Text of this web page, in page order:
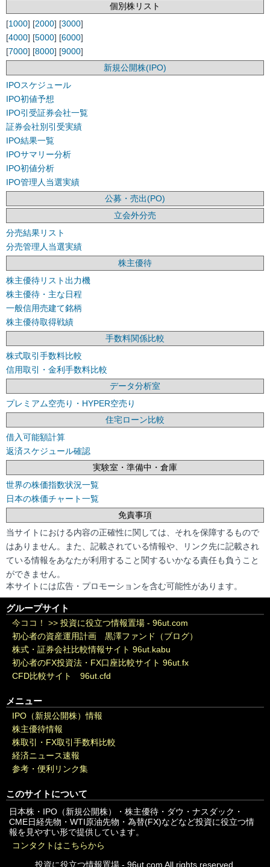
個別株リスト
[1000] [2000] [3000]
[4000] [5000] [6000]
[7000] [8000] [9000]
新規公開株(IPO)
IPOスケジュール
IPO初値予想
IPO引受証券会社一覧
証券会社別引受実績
IPO結果一覧
IPOサマリー分析
IPO初値分析
IPO管理人当選実績
公募・売出(PO)
立会外分売
分売結果リスト
分売管理人当選実績
株主優待
株主優待リスト出力機
株主優待・主な日程
一般信用売建て銘柄
株主優待取得戦績
手数料関係比較
株式取引手数料比較
信用取引・金利手数料比較
データ分析室
プレミアム空売り・HYPER空売り
住宅ローン比較
借入可能額計算
返済スケジュール確認
実験室・準備中・倉庫
世界の株価指数状況一覧
日本の株価チャート一覧
免責事項
当サイトにおける内容の正確性に関しては、それを保障するもので
はありません。また、記載されている情報や、リンク先に記載され
ている情報をあなたが利用すること関するいかなる責任も負うこと
ができません。
本サイトには広告・プロモーションを含む可能性があります。
グループサイト
今ココ！ >> 投資に役立つ情報置場 - 96ut.com
初心者の資産運用計画 黒澤ファンド（ブログ）
株式・証券会社比較情報サイト 96ut.kabu
初心者のFX投資法・FX口座比較サイト 96ut.fx
CFD比較サイト 96ut.cfd
メニュー
IPO（新規公開株）情報
株主優待情報
株取引・FX取引手数料比較
経済ニュース速報
参考・便利リンク集
このサイトについて
日本株・IPO（新規公開株）・株主優待・ダウ・ナスダック・
CME日経先物・WTI原油先物・為替(FX)などなど投資に役立つ情
報を見やすい形で提供しています。
コンタクトはこちらから
投資に役立つ情報置場 - 96ut.com All rights reserved.